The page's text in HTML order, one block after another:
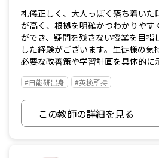
礼儀正しく、大人っぽく落ち着いた
が高く、根拠を明確かつわかりやす
ができ、疑問を残さない授業を目指
した経験がございます。生徒様の気
必要な改善策や学習計画を具体的に
#日能研出身 #英検所持
この教師の詳細を見る